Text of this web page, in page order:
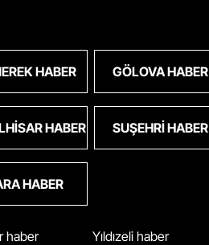
HABER GÖLOVA HABER
HABER SUŞEHRI HABER
HABER
haber
Yıldızeli haber